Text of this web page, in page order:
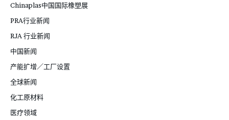
Chinaplas中国国际橡塑展
PRA行业新闻
RJA 行业新闻
中国新闻
产能扩增／工厂设置
全球新闻
化工原材料
医疗领域